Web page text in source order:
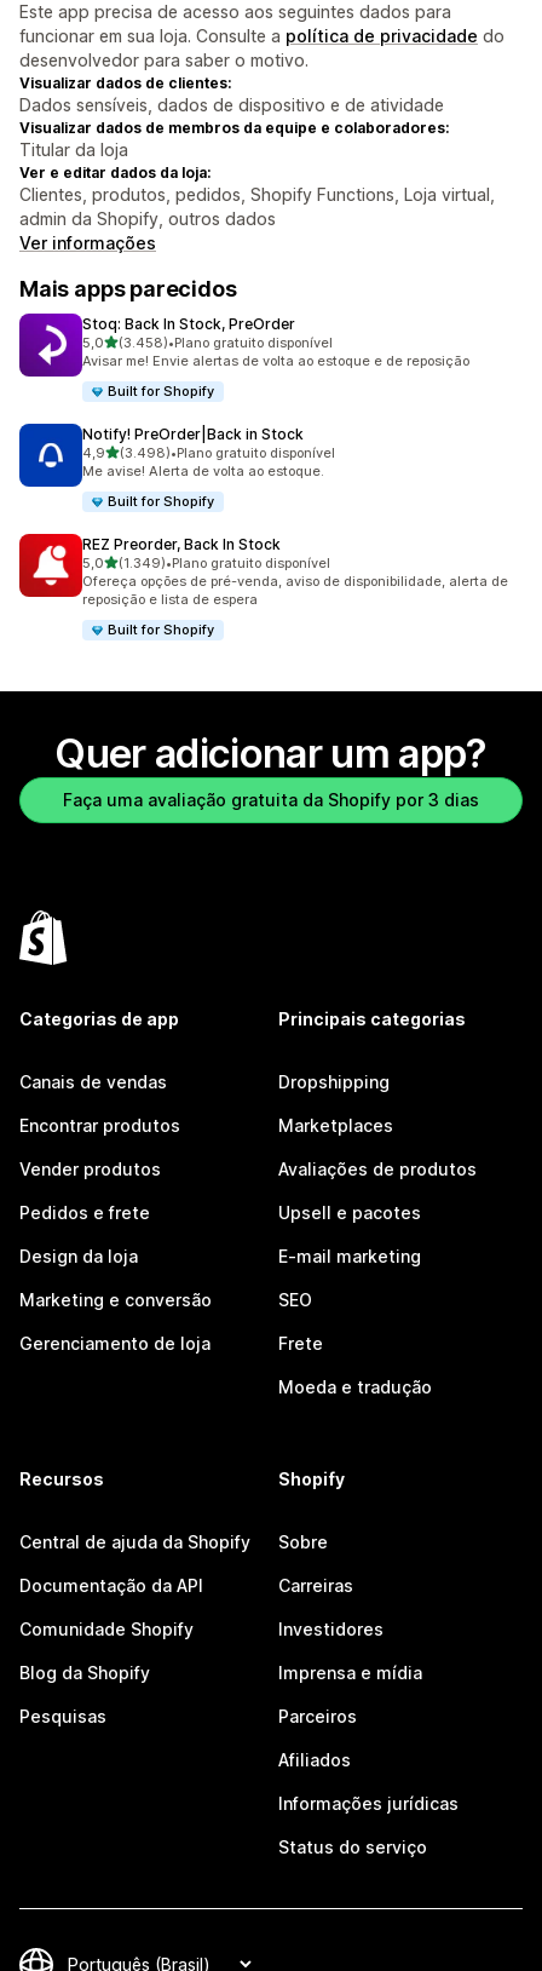
Este app precisa de acesso aos seguintes dados para
funcionar em sua loja. Consulte a política de privacidade do
desenvolvedor para saber o motivo.
Visualizar dados de clientes:
Dados sensíveis, dados de dispositivo e de atividade
Visualizar dados de membros da equipe e colaboradores:
Titular da loja
Ver e editar dados da loja:
Clientes, produtos, pedidos, Shopify Functions, Loja virtual,
admin da Shopify, outros dados
Ver informações
Mais apps parecidos
Stoq: Back In Stock, PreOrder
5,0de 5 estrelas
(3.458)
3458 avaliações ao todo
•Plano gratuito disponível
Avisar me! Envie alertas de volta ao estoque e de reposição
Built for Shopify
Notify! PreOrder|Back in Stock
4,9de 5 estrelas
(3.498)
3498 avaliações ao todo
•Plano gratuito disponível
Me avise! Alerta de volta ao estoque.
Built for Shopify
REZ Preorder, Back In Stock
5,0de 5 estrelas
(1.349)
1349 avaliações ao todo
•Plano gratuito disponível
Ofereça opções de pré-venda, aviso de disponibilidade, alerta de
reposição e lista de espera
Built for Shopify
Quer adicionar um app?
Faça uma avaliação gratuita da Shopify por 3 dias
Categorias de app
Canais de vendas
Encontrar produtos
Vender produtos
Pedidos e frete
Design da loja
Marketing e conversão
Gerenciamento de loja
Principais categorias
Dropshipping
Marketplaces
Avaliações de produtos
Upsell e pacotes
E-mail marketing
SEO
Frete
Moeda e tradução
Recursos
Central de ajuda da Shopify
Documentação da API
Comunidade Shopify
Blog da Shopify
Pesquisas
Shopify
Sobre
Carreiras
Investidores
Imprensa e mídia
Parceiros
Afiliados
Informações jurídicas
Status do serviço